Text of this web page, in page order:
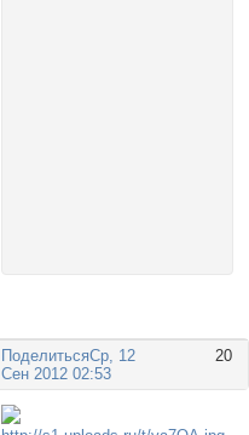
Поделиться 20
Ср, 12
Сен 2012 02:53